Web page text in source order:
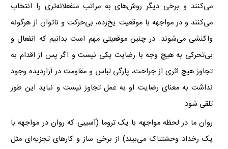
می‌کنند و برخی دیگر روش‌های به مراتب منفعلانه‌تری را انتخاب
می‌کنند و در مواجهه با موقعیت یخ‌زده، بی‌حرکت و ناتوان از هرگونه
واکنشی می‌شوند. در چنین موقعیتی مهم است بدانیم که انفعال و
بی‌تحرکی به هیچ وجه با رضایت یکی نیست و اگر پس از اقدام به
تجاوز هیچ اثری از جراحت، پارگی لباس و مقاومت در آزاردیده وجود
نداشت به معنای رضایت او به عمل تجاوز نیست و نباید این طور
تلقی شود.
روان ما در لحظه مواجهه با یک تروما (آسیبی که روان در مواجهه با
یک رخداد وحشتناک می‌بیند) از برخی ساز و کارهای تجزیه‌ای مثل